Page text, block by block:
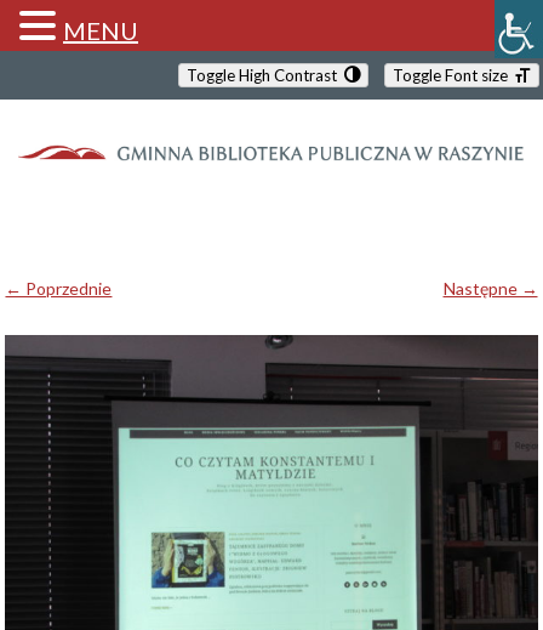
Toggle High Contrast Toggle Font size
← Poprzednie Następne →
MENU